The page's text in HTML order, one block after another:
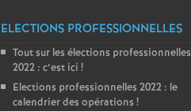
ELECTIONS PROFESSIONNELLES
Tout sur les élections professionnelles
2022 : c’est ici !
Elections professionnelles 2022 : le
calendrier des opérations !